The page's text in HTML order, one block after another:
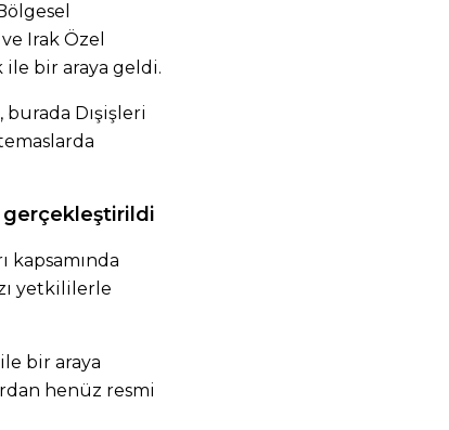
Irak Özel
bir araya geldi.
Dışişleri
gerçekleştirildi
kapsamında
yetkililerle
bir araya
henüz resmi